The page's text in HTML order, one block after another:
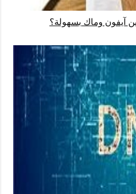
آيفون وماك بسهولة؟